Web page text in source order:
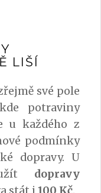
LIŠÍ
své pole
potraviny
u každého z
podmínky
dopravy. U
dopravy